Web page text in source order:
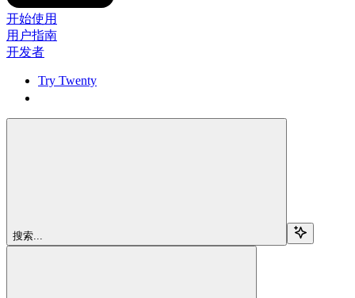
开始使用
用户指南
开发者
Try Twenty
搜索...